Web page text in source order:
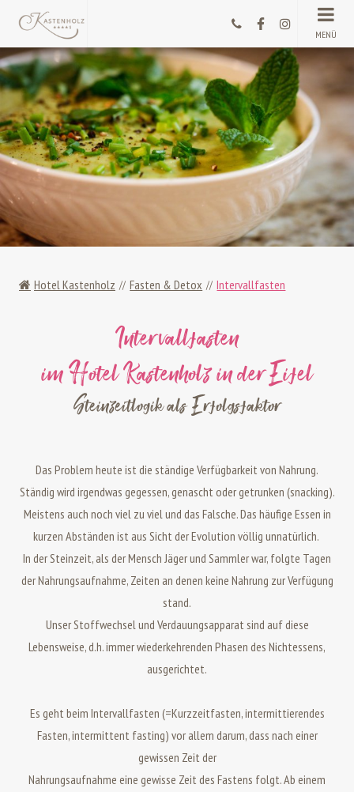
MENÜ
Hotel Kastenholz Fasten & Detox Intervallfasten
Intervallfasten
im Hotel Kastenholz in der Eifel
Steinzeitlogik als Erfolgsfaktor
Das Problem heute ist die ständige Verfügbarkeit von Nahrung.
Ständig wird irgendwas gegessen, genascht oder getrunken (snacking).
Meistens auch noch viel zu viel und das Falsche.Das häufige Essen in
kurzen Abständen ist aus Sicht der Evolution völlig unnatürlich.
In der Steinzeit, als der Mensch Jäger und Sammler war, folgte Tagen
der Nahrungsaufnahme, Zeiten an denen keine Nahrung zur Verfügung
stand.
Unser Stoffwechsel und Verdauungsapparat sind auf diese
Lebensweise, d.h.immer wiederkehrenden Phasen des Nichtessens,
ausgerichtet.
Es geht beim Intervallfasten (=Kurzzeitfasten, intermittierendes
Fasten, intermittent fasting) vor allem darum,dass nach einer
gewissen Zeit der
Nahrungsaufnahme eine gewisse Zeit des Fastens folgt. Ab einem